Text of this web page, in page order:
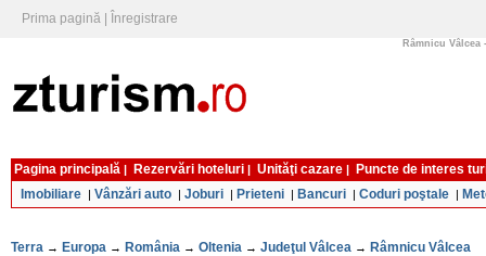
Prima pagină Înregistrare
Râmnicu
Pagina principală | Rezervări hoteluri | Unităţi cazare |
Puncte de interes
Imobiliare | Vânzări auto | Joburi | Prieteni | Bancuri | Coduri poştale |
Terra → Europa → România → Oltenia → Judeţul Vâlcea → Râmnicu Vâlcea